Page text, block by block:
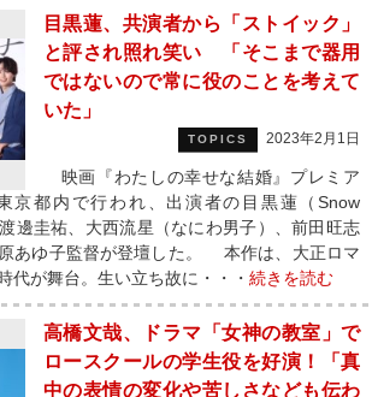
目黒蓮、共演者から「ストイック」
と評され照れ笑い 「そこまで器用
ではないので常に役のことを考えて
いた」
TOPICS 2023年2月1日
映画『わたしの幸せな結婚』プレミア
京都内で行われ、出演者の目黒蓮（Snow
邊圭祐、大西流星（なにわ男子）、前田旺志
あゆ子監督が登壇した。 本作は、大正ロマ
代が舞台。生い立ち故に・・・ 続きを読む
高橋文哉、ドラマ「女神の教室」で
ロースクールの学生役を好演！「真
中の表情の変化や苦しさなども伝わ